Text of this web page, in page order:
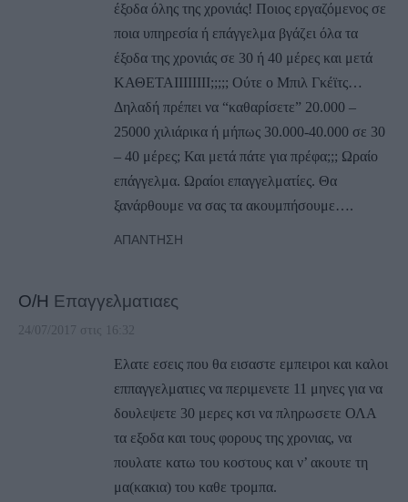
έξοδα όλης της χρονιάς! Ποιος εργαζόμενος σε
ποια υπηρεσία ή επάγγελμα βγάζει όλα τα
έξοδα της χρονιάς σε 30 ή 40 μέρες και μετά
ΚΑΘΕΤΑΙΙΙΙΙΙΙΙ;;;;; Ούτε ο Μπιλ Γκέϊτς…
Δηλαδή πρέπει να “καθαρίσετε” 20.000 –
25000 χιλιάρικα ή μήπως 30.000-40.000 σε 30
– 40 μέρες; Και μετά πάτε για πρέφα;;; Ωραίο
επάγγελμα. Ωραίοι επαγγελματίες. Θα
ξανάρθουμε να σας τα ακουμπήσουμε….
ΑΠΆΝΤΗΣΗ
Ο/Η Επαγγελματιαες
24/07/2017 στις 16:32
Ελατε εσεις που θα εισαστε εμπειροι και καλοι
εππαγγελματιες να περιμενετε 11 μηνες για να
δουλεψετε 30 μερες κσι να πληρωσετε ΟΛΑ
τα εξοδα και τους φορους της χρονιας, να
πουλατε κατω του κοστους και ν’ ακουτε τη
μα(κακια) του καθε τρομπα.